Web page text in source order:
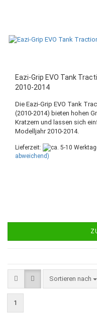
Eazi-Grip EVO Tank
2010-2014
Die Eazi-Grip EVO Tank
(2010-2014) bieten hohen
Kratzern und lassen sich
Modelljahr 2010-2014.
Lieferzeit:
abweichend)
Sortieren nach
Sortieren nach
1